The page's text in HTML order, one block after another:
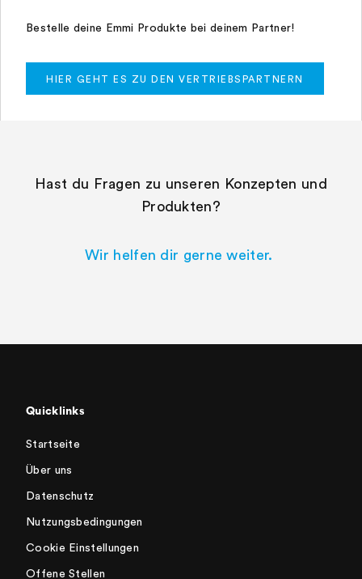
Bestelle deine Emmi Produkte bei deinem Partner!
HIER GEHT ES ZU DEN VERTRIEBSPARTNERN
Hast du Fragen zu unseren Konzepten und
Produkten?
Wir helfen dir gerne weiter.
Quicklinks
Startseite
Über uns
Datenschutz
Nutzungsbedingungen
Cookie Einstellungen
Offene Stellen